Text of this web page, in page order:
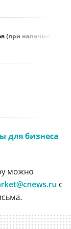
(при наличии
для бизнеса
можно
с